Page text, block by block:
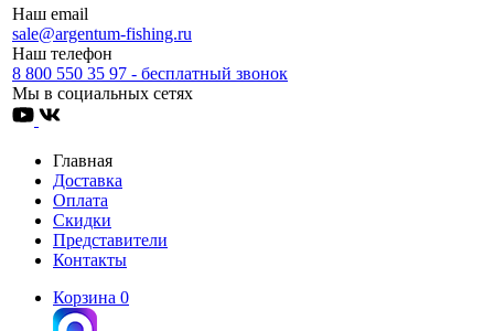
Наш email
sale@argentum-fishing.ru
Наш телефон
8 800 550 35 97 - бесплатный звонок
Мы в социальных сетях
Главная
Доставка
Оплата
Скидки
Представители
Контакты
Корзина 0